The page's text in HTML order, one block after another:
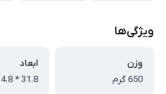
ویژگی‌ها
وزن
650 گرم
ابعاد